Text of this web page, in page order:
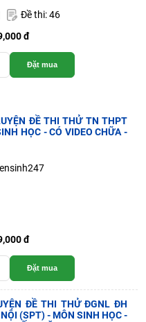
Đề thi: 46
đ
Đặt mua
ĐỀ THI THỬ TN THPT
HỌC - CÓ VIDEO CHỮA -
đ
Đặt mua
ĐỀ THI THỬ ĐGNL ĐH
(SPT) - MÔN SINH HỌC -